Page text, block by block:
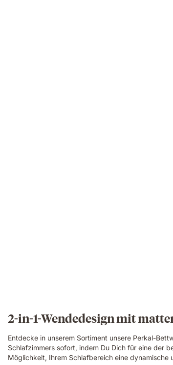
2-in-1-Wendedesign mit
Entdecke in unserem Sortiment unsere Perkal-
Schlafzimmers sofort, indem Du Dich für eine der
Möglichkeit, Ihrem Schlafbereich eine dynamische